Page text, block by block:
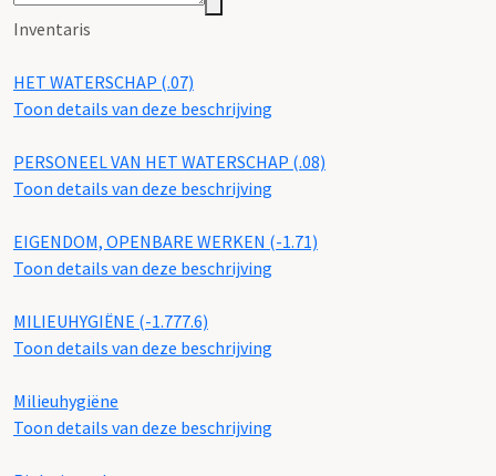
Inventaris
HET WATERSCHAP (.07)
Toon details van deze beschrijving
PERSONEEL VAN HET WATERSCHAP (.08)
Toon details van deze beschrijving
EIGENDOM, OPENBARE WERKEN (-1.71)
Toon details van deze beschrijving
MILIEUHYGIËNE (-1.777.6)
Toon details van deze beschrijving
Milieuhygiëne
Toon details van deze beschrijving